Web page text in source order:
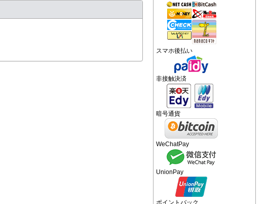
スマホ後払い
非接触決済
暗号通貨
WeChatPay
UnionPay
ポイントバック